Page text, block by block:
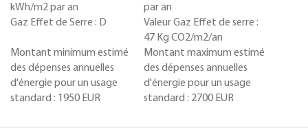
kWh/m2 par an
par an
Gaz Effet de Serre : D
Valeur Gaz Effet de serre :
47 Kg CO2/m2/an
Montant minimum estimé
des dépenses annuelles
d'énergie pour un usage
standard : 1950 EUR
Montant maximum estimé
des dépenses annuelles
d'énergie pour un usage
standard : 2700 EUR